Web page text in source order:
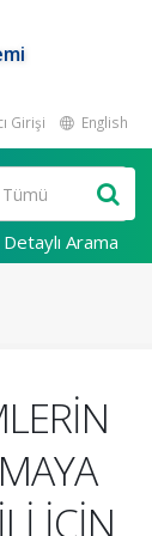
Girişi English
Detaylı Arama
İÇİN